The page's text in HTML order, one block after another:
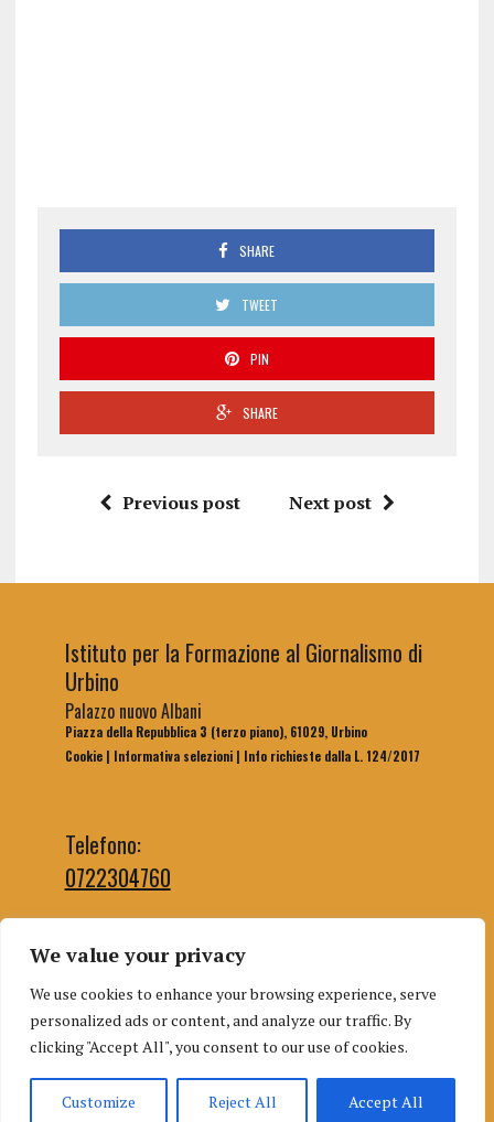
We value your privacy
We use cookies to enhance your browsing experience, serve
personalized ads or content, and analyze our traffic. By
clicking "Accept All", you consent to our use of cookies.
Customize Reject All Accept All
SHARE
TWEET
PIN
SHARE
Previous post Next post
Istituto per la Formazione al Giornalismo di
Urbino
Palazzo nuovo Albani
Piazza della Repubblica 3 (terzo piano), 61029, Urbino
Cookie| Informativa selezioni| Info richieste dalla L. 124/2017
Telefono:
0722304760
Email segreteria:
segreteriaifg@uniurb.it
Email redazione:
redazioneifgurbino@gmail.com